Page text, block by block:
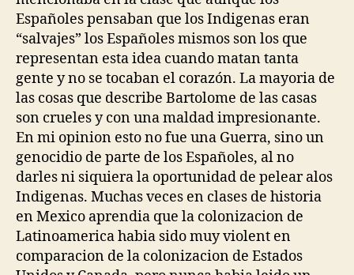
Españoles pensaban que los Indigenas eran
“salvajes” los Españoles mismos son los que
representan esta idea cuando matan tanta
gente y no se tocaban el corazón. La mayoria de
las cosas que describe Bartolome de las casas
son crueles y con una maldad impresionante.
En mi opinion esto no fue una Guerra, sino un
genocidio de parte de los Españoles, al no
darles ni siquiera la oportunidad de pelear alos
Indigenas. Muchas veces en clases de historia
en Mexico aprendia que la colonizacion de
Latinoamerica habia sido muy violent en
comparacion de la colonizacion de Estados